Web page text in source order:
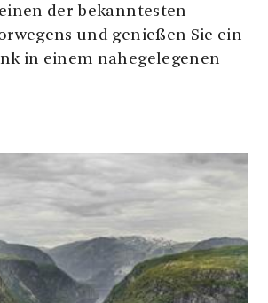
der bekanntesten
und genießen Sie ein
in einem nahegelegenen